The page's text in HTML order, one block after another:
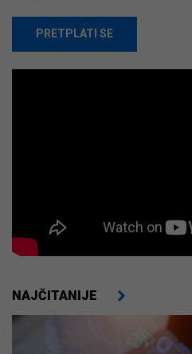
PRETPLATI SE
NAJČITANIJE